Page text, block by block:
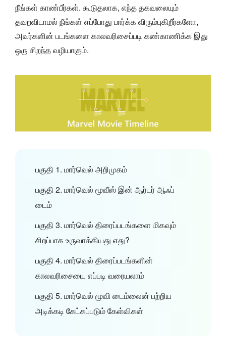
நீங்கள் காண்பீர்கள். கூடுதலாக, எந்த தகவலையும்
தவறவிடாமல் நீங்கள் எப்போது பார்க்க விரும்புகிறீர்களோ,
அவர்களின் படங்களை காலவரிசைப்படி கண்காணிக்க இது
ஒரு சிறந்த வழியாகும்.
பகுதி 1. மார்வெல் அறிமுகம்
பகுதி 2. மார்வெல் மூவீஸ் இன் ஆர்டர் ஆஃப்
டைம்
பகுதி 3. மார்வெல் திரைப்படங்களை மிகவும்
சிறப்பாக உருவாக்கியது எது?
பகுதி 4. மார்வெல் திரைப்படங்களின்
காலவரிசையை எப்படி வரையலாம்
பகுதி 5. மார்வெல் மூவி டைம்லைன் பற்றிய
அடிக்கடி கேட்கப்படும் கேள்விகள்